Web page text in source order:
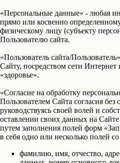
«Персональные данные» - любая
прямо или косвенно
физическому лицу (субъекту
Пользователю сайта.
«Пользователь сайта/Пользователь»
Сайту, посредством сети
«здоровье».
«Согласие на обработку
Пользователем Сайта согласия
руководствуясь своей волей и
оставлении своих данных на
путем заполнения полей форм
в себя одно или несколько полей
фамилию, имя, отчество,